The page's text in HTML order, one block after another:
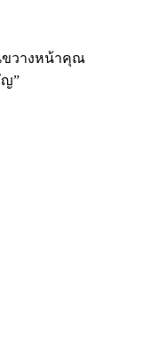
ขวางหน้าคุณ
ญ”